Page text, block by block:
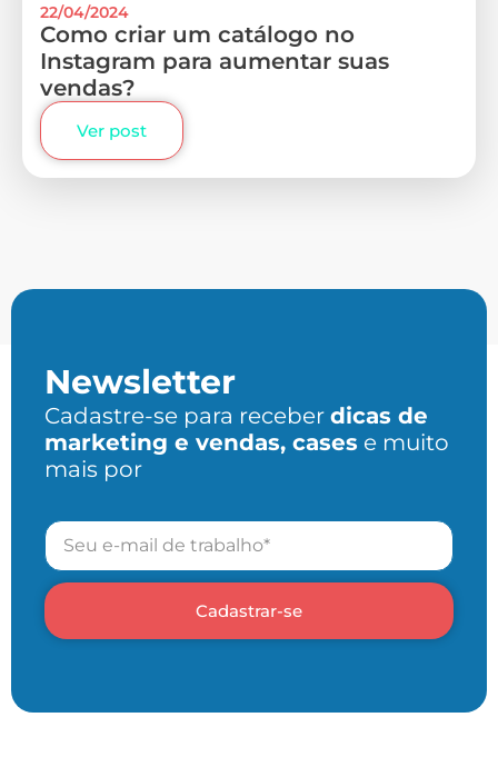
22/04/2024
Como criar um catálogo no
Instagram para aumentar suas
vendas?
Ver post
Newsletter
Cadastre-se para receber dicas de
marketing e vendas, cases e muito
mais por
Cadastrar-se